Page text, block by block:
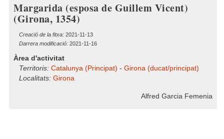
Margarida (esposa de Guillem Vicent)
(Girona, 1354)
Creació de la fitxa: 2021-11-13
Darrera modificació: 2021-11-16
Àrea d'activitat
Territoris: Catalunya (Principat) - Girona (ducat/principat)
Localitats: Girona
Alfred Garcia Femenia